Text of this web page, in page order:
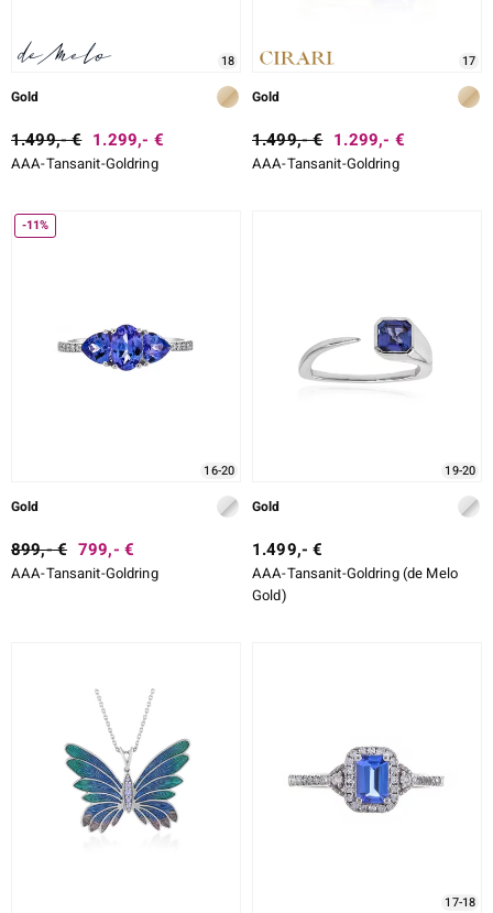
18
Gold
1.499,- € 1.299,- €
AAA-Tansanit-Goldring
17
Gold
1.499,- € 1.299,- €
AAA-Tansanit-Goldring
-11%
16-20
Gold
899,- € 799,- €
AAA-Tansanit-Goldring
19-20
Gold
1.499,- €
AAA-Tansanit-Goldring (de Melo
Gold)
17-18